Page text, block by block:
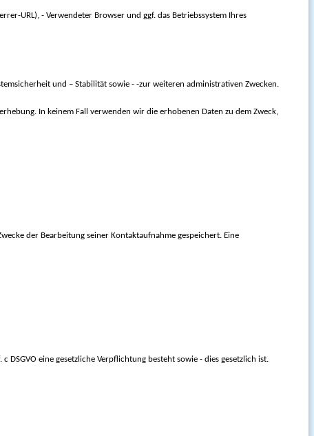
URL), - Verwendeter Browser und ggf. das Betriebssystem Ihres
und – Stabilität sowie - -zur weiteren administrativen Zwecken.
In keinem Fall verwenden wir die erhobenen Daten zu dem Zweck,
der Bearbeitung seiner Kontaktaufnahme gespeichert. Eine
DSGVO eine gesetzliche Verpflichtung besteht sowie - dies gesetzlich ist.